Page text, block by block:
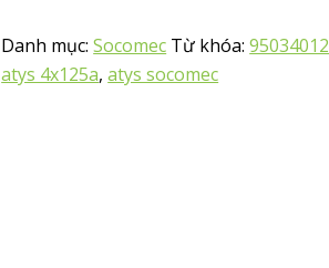
Danh mục:Socomec Từ khóa:95034012
atys 4x125a,atys socomec